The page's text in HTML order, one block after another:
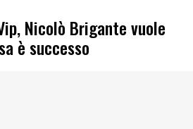
Nicolò Brigante vuole
è successo